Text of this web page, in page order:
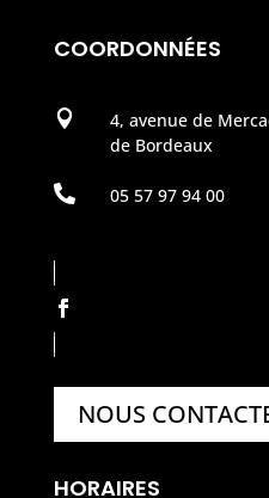
COORDONNÉES

4, avenue de
de Bordeaux
 05 57 97 94 00
NOUS
HORAIRES